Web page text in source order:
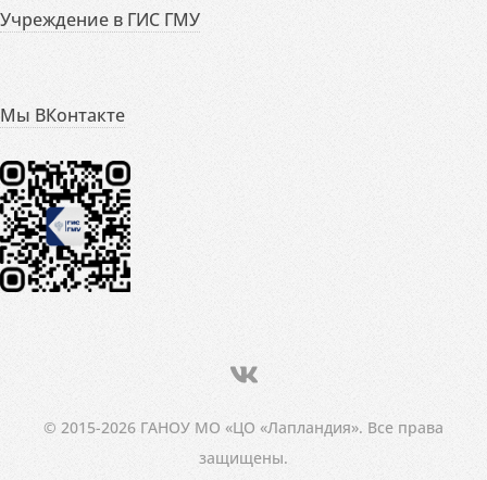
Учреждение в ГИС ГМУ
Мы ВКонтакте
© 2015-2026 ГАНОУ МО «ЦО «Лапландия». Все права
защищены.